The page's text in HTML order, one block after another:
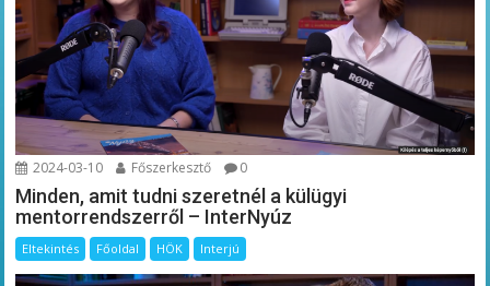
2024-03-10 Főszerkesztő 0
Minden, amit tudni szeretnél a külügyi
mentorrendszerről – InterNyúz
Eltekintés Főoldal HÖK Interjú